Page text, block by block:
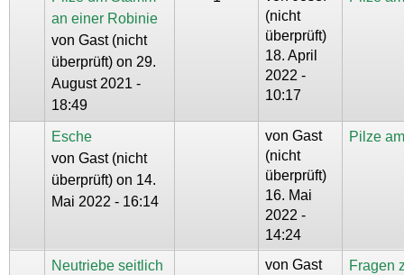
an einer Robinie
von Gast (nicht
überprüft) on 29.
August 2021 -
18:49
(nicht
überprüft)
18. April
2022 -
10:17
Esche
von Gast (nicht
überprüft) on 14.
Mai 2022 - 16:14
von Gast
(nicht
überprüft)
16. Mai
2022 -
14:24
Pilze
Neutriebe seitlich
von Gast
Fragen